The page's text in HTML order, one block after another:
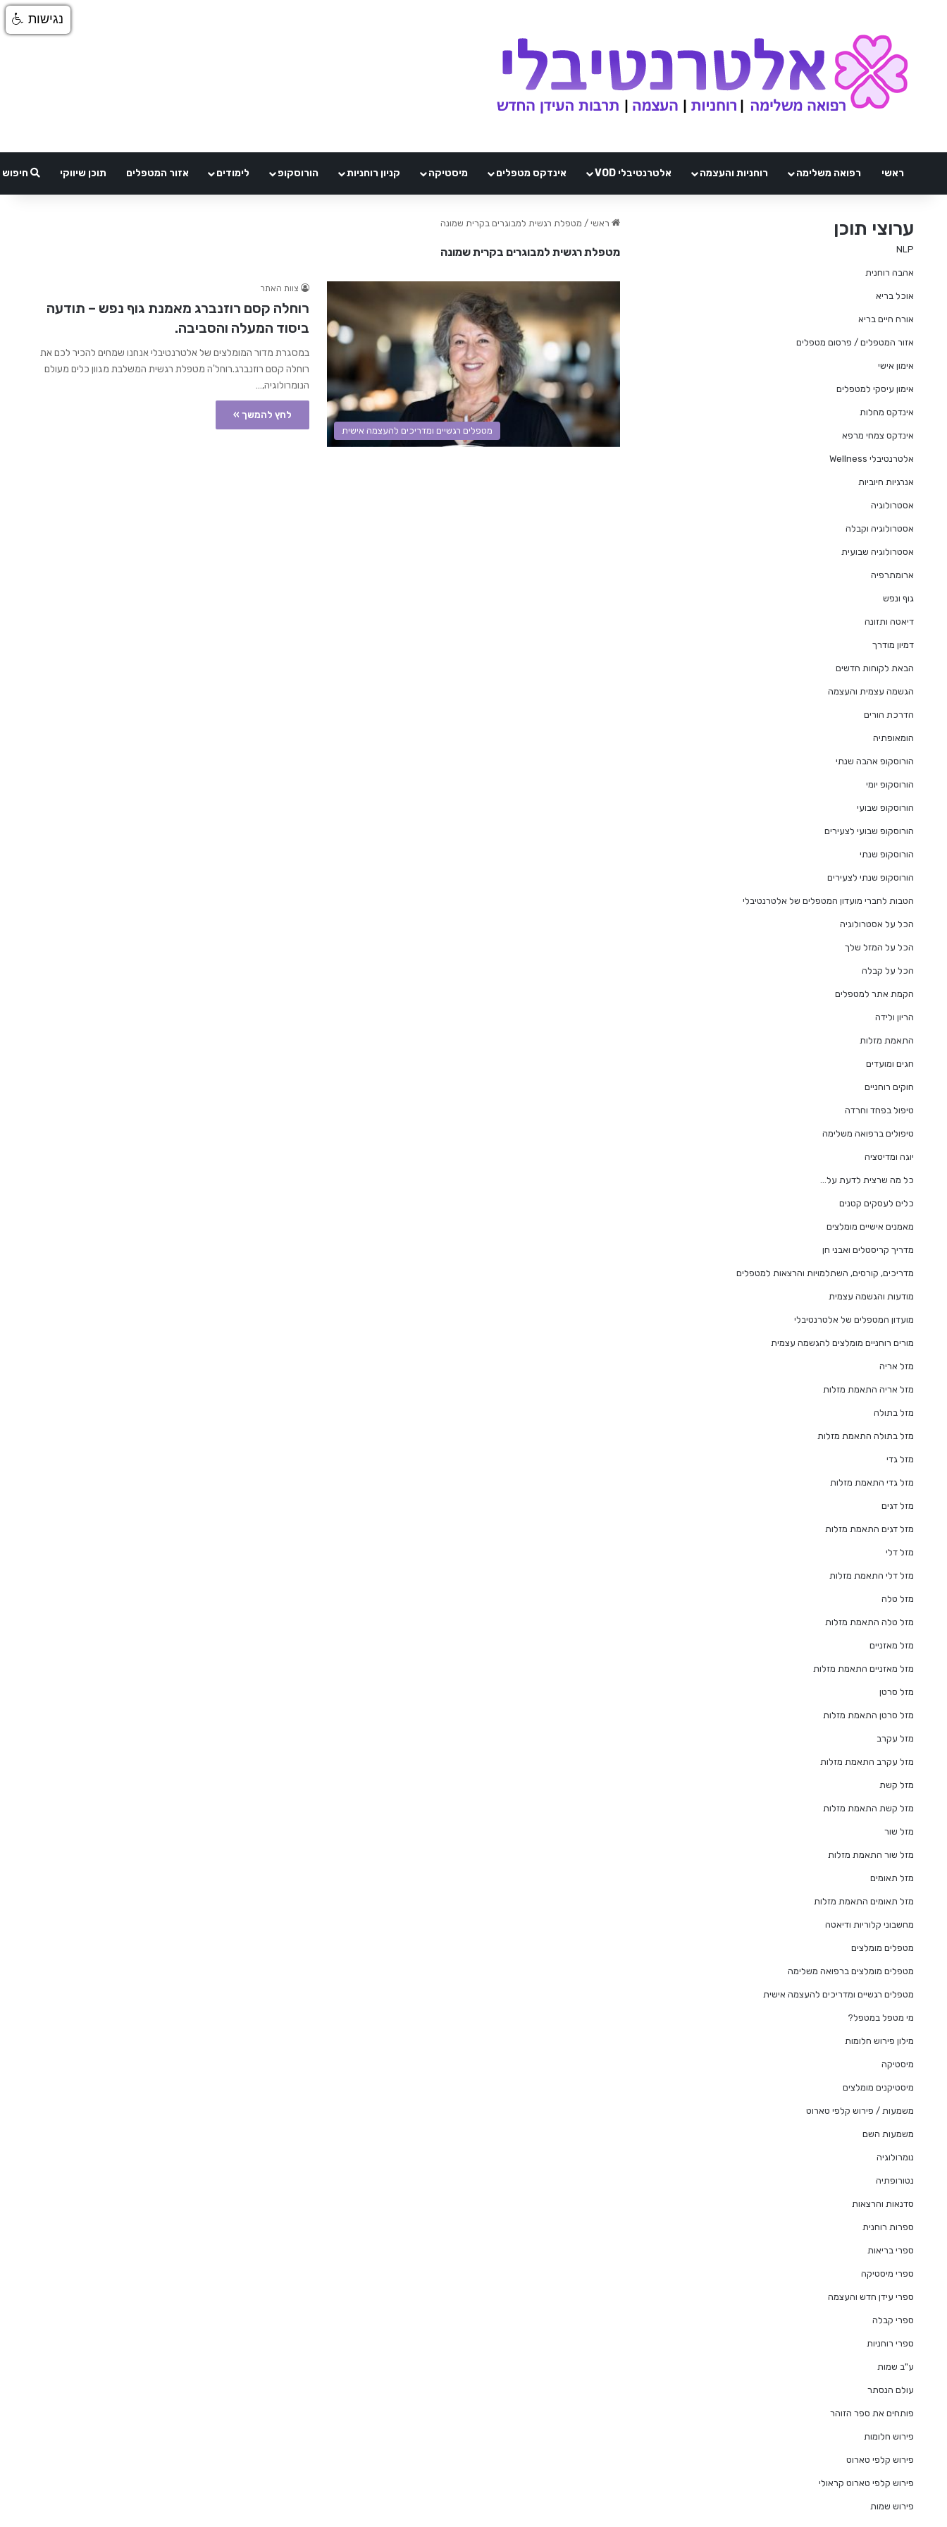
ראשי רפואה משלימה רוחניות והעצמה אלטרנטיבלי VOD אינדקס מטפלים מיסטיקה קניון רוחניות הורוסקופ לימודים אזור המטפלים תוכן שיווקי חיפוש
ראשי / מטפלת רגשית למבוגרים בקרית שמונה
מטפלת רגשית למבוגרים בקרית שמונה
מטפלים רגשיים ומדריכים להעצמה אישית
צוות האתר
רוחלה קסם רוזנברג מאמנת גוף נפש – תודעה
ביסוד המעלה והסביבה.
במסגרת מדור המומלצים של אלטרנטיבלי אנחנו שמחים להכיר לכם את
רוחלה קסם רוזנברג.רוחל'ה מטפלת רגשית המשלבת מגוון כלים מעולם
הנומרולוגיה,…
לחץ להמשך »
ערוצי תוכן
NLP
אהבה רוחנית
אוכל בריא
אורח חיים בריא
אזור המטפלים / פרסום מטפלים
אימון אישי
אימון עיסקי למטפלים
אינדקס מחלות
אינדקס צמחי מרפא
אלטרנטיבלי Wellness
אנרגיות חיוביות
אסטרולוגיה
אסטרולוגיה וקבלה
אסטרולוגיה שבועית
ארומתרפיה
גוף ונפש
דיאטה ותזונה
דמיון מודרך
הבאת לקוחות חדשים
הגשמה עצמית והעצמה
הדרכת הורים
הומאופתיה
הורוסקופ אהבה שנתי
הורוסקופ יומי
הורוסקופ שבועי
הורוסקופ שבועי לצעירים
הורוסקופ שנתי
הורוסקופ שנתי לצעירים
הטבות לחברי מועדון המטפלים של אלטרנטיבלי
הכל על אסטרולוגיה
הכל על המזל שלך
הכל על קבלה
הקמת אתר למטפלים
הריון ולידה
התאמת מזלות
חגים ומועדים
חוקים רוחניים
טיפול בפחד וחרדה
טיפולים ברפואה משלימה
יוגה ומדיטציה
כל מה שרצית לדעת על…
כלים לעסקים קטנים
מאמנים אישיים מומלצים
מדריך קריסטלים ואבני חן
מדריכים, קורסים, השתלמויות והרצאות למטפלים
מודעות והגשמה עצמית
מועדון המטפלים של אלטרנטיבלי
מורים רוחניים מומלצים להגשמה עצמית
מזל אריה
מזל אריה התאמת מזלות
מזל בתולה
מזל בתולה התאמת מזלות
מזל גדי
מזל גדי התאמת מזלות
מזל דגים
מזל דגים התאמת מזלות
מזל דלי
מזל דלי התאמת מזלות
מזל טלה
מזל טלה התאמת מזלות
מזל מאזניים
מזל מאזניים התאמת מזלות
מזל סרטן
מזל סרטן התאמת מזלות
מזל עקרב
מזל עקרב התאמת מזלות
מזל קשת
מזל קשת התאמת מזלות
מזל שור
מזל שור התאמת מזלות
מזל תאומים
מזל תאומים התאמת מזלות
מחשבוני קלוריות ודיאטה
מטפלים מומלצים
מטפלים מומלצים ברפואה משלימה
מטפלים רגשיים ומדריכים להעצמה אישית
מי מטפל במטפל?
מילון פירוש חלומות
מיסטיקה
מיסטיקנים מומלצים
משמעות / פירוש קלפי טארוט
משמעות השם
נומרולוגיה
נטורופתיה
סדנאות והרצאות
ספרות רוחנית
ספרי בריאות
ספרי מיסטיקה
ספרי עידן חדש והעצמה
ספרי קבלה
ספרי רוחניות
ע"ב שמות
עולם הנסתר
פותחים את ספר הזוהר
פירוש חלומות
פירוש קלפי טארוט
פירוש קלפי טארוט קראולי
פירוש שמות
נגישות